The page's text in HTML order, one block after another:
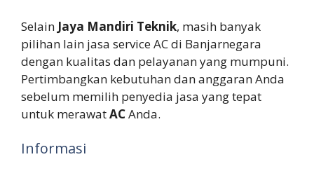
Selain Jaya Mandiri Teknik, masih banyak
pilihan lain jasa service AC di Banjarnegara
dengan kualitas dan pelayanan yang mumpuni.
Pertimbangkan kebutuhan dan anggaran Anda
sebelum memilih penyedia jasa yang tepat
untuk merawatACAnda.
Informasi